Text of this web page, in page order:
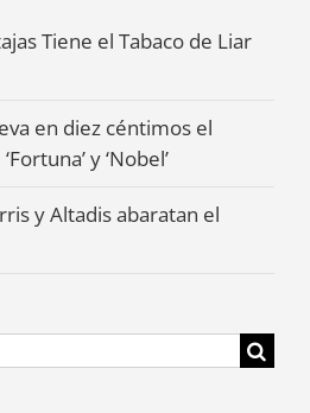
Tiene el Tabaco de Liar
en diez céntimos el
y ‘Nobel’
y Altadis abaratan el